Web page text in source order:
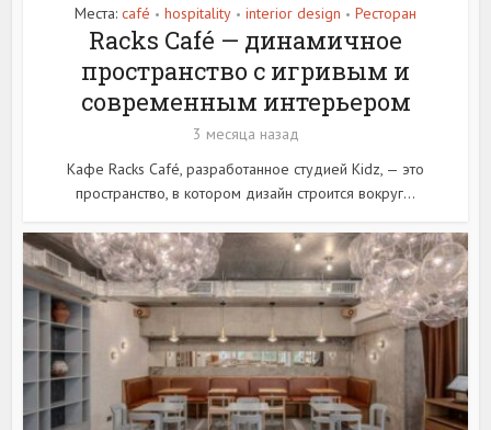
Места: café • hospitality • interior design • Ресторан
Racks Café — динамичное
пространство с игривым и
современным интерьером
3 месяца назад
Кафе Racks Café, разработанное студией Kidz, — это
пространство, в котором дизайн строится вокруг...